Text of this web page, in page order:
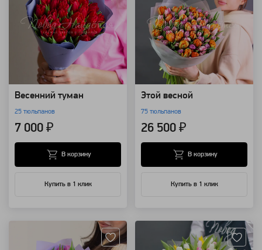
Весенний туман
25 тюльпанов
7 000 ₽
Купить в 1 клик
В корзину
Этой весной
75 тюльпанов
26 500 ₽
Купить в 1 клик
В корзину